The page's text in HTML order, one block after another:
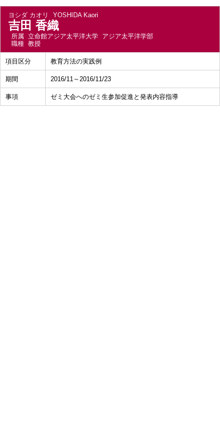
ヨシダ カオリ YOSHIDA Kaori
吉田 香織
所属 立命館アジア太平洋大学 アジア太平洋学部
職種 教授
項目区分 教育方法の実践例
期間 2016/11～2016/11/23
事項 ゼミ大会へのゼミ生参加促進と発表内容指導